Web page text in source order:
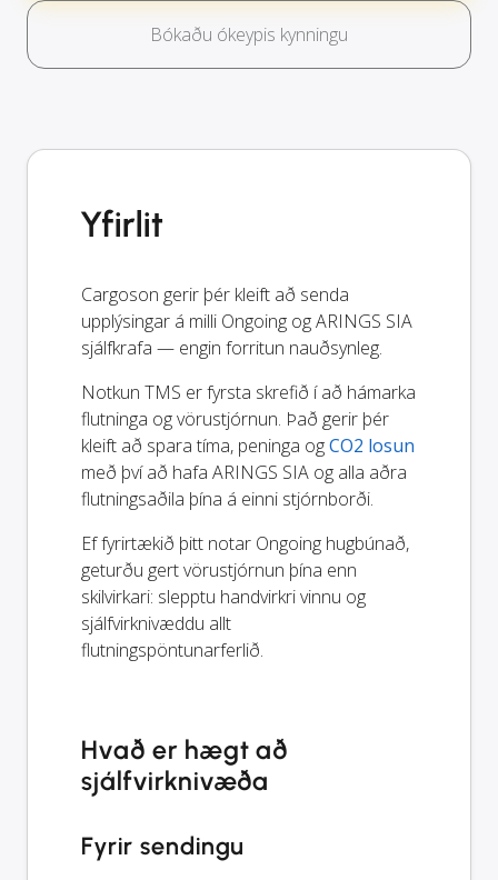
Bókaðu ókeypis kynningu
Yfirlit
Cargoson gerir þér kleift að senda
upplýsingar á milli Ongoing og ARINGS SIA
sjálfkrafa — engin forritun nauðsynleg.
Notkun TMS er fyrsta skrefið í að hámarka
flutninga og vörustjórnun. Það gerir þér
kleift að spara tíma, peninga ogCO2 losun
með því að hafa ARINGS SIA og alla aðra
flutningsaðila þína á einni stjórnborði.
Ef fyrirtækið þitt notar Ongoing hugbúnað,
geturðu gert vörustjórnun þína enn
skilvirkari: slepptu handvirkri vinnu og
sjálfvirknivæddu allt
flutningspöntunarferlið.
Hvað er hægt að
sjálfvirknivæða
Fyrir sendingu